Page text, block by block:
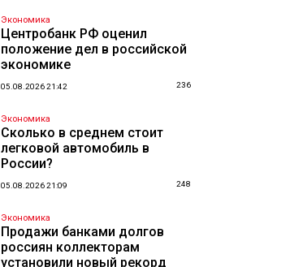
Экономика
Центробанк РФ оценил
положение дел в российской
экономике
05.08.2026 21:42 236
Экономика
Сколько в среднем стоит
легковой автомобиль в
России?
05.08.2026 21:09 248
Экономика
Продажи банками долгов
россиян коллекторам
установили новый рекорд